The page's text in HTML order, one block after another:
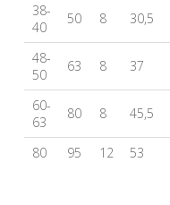
38-
40
50 8 30,5
48-
50
63 8 37
60-
63
80 8 45,5
80 95 12 53